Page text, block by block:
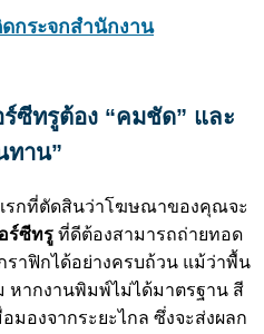
กระจกสำนักงาน
ซีทรูต้อง “คมชัด” และ
ทาน”
กที่ตัดสินว่าโฆษณาของคุณจะ
ร์ซีทรู ที่ดีต้องสามารถถ่ายทอด
ราฟิกได้อย่างครบถ้วน แม้ว่าพื้น
หากงานพิมพ์ไม่ได้มาตรฐาน สี
องจากระยะไกล ซึ่งจะส่งผลก